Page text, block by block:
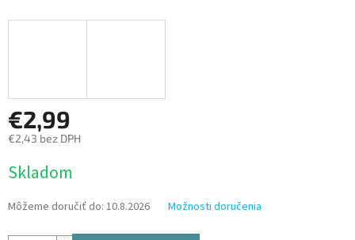
€2,99
€2,43 bez DPH
cena:
Skladom
Môžeme doručiť do: 10.8.2026 Možnosti doručenia